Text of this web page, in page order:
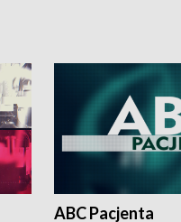
ABC Pacjenta